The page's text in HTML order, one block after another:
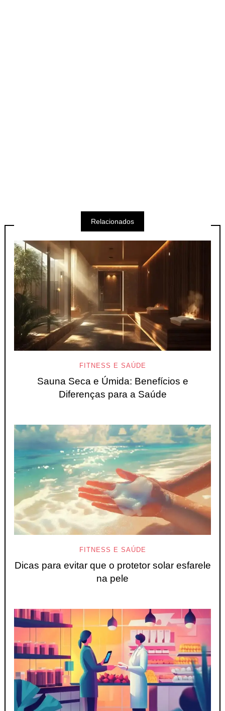
Relacionados
FITNESS E SAÚDE
Sauna Seca e Úmida: Benefícios e
Diferenças para a Saúde
FITNESS E SAÚDE
Dicas para evitar que o protetor solar esfarele
na pele